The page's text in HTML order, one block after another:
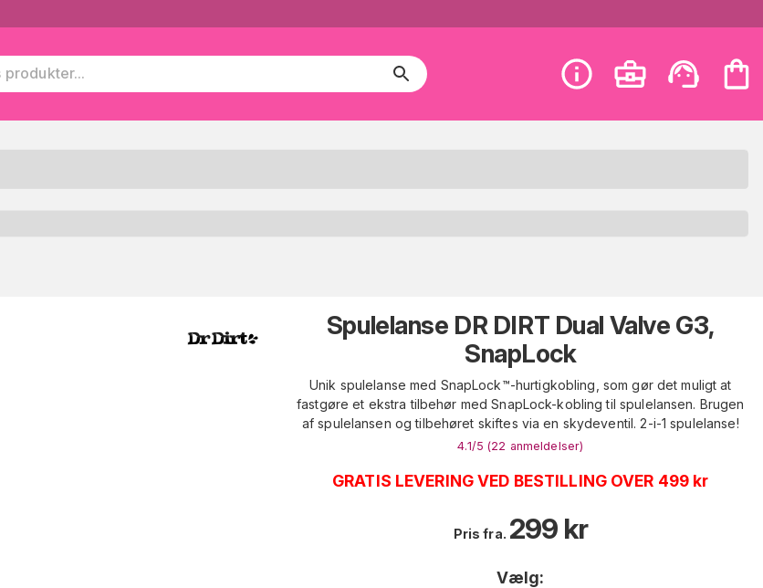
Spulelanse DR DIRT Dual Valve G3,
SnapLock
Unik spulelanse med SnapLock™-hurtigkobling, som gør det muligt at
fastgøre et ekstra tilbehør med SnapLock-kobling til spulelansen. Brugen
af spulelansen og tilbehøret skiftes via en skydeventil. 2-i-1 spulelanse!
4.1/5 (22 anmeldelser)
GRATIS LEVERING VED BESTILLING OVER 499 kr
Pris fra. 299 kr
Vælg: